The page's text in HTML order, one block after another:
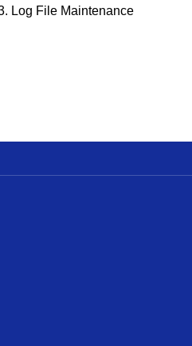
Log File Maintenance